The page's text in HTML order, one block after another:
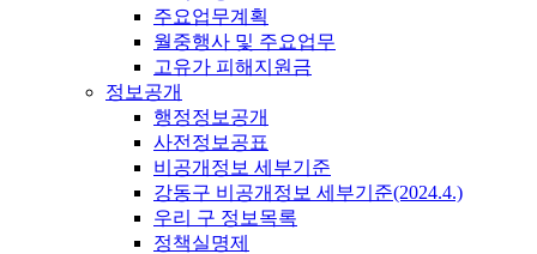
주요업무계획
월중행사 및 주요업무
고유가 피해지원금
정보공개
행정정보공개
사전정보공표
비공개정보 세부기준
강동구 비공개정보 세부기준(2024.4.)
우리 구 정보목록
정책실명제